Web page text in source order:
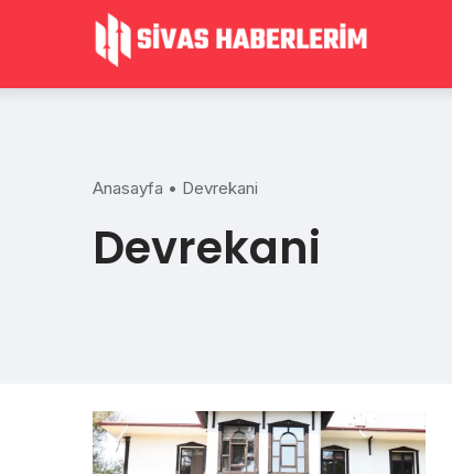
Anasayfa • Devrekani
Devrekani